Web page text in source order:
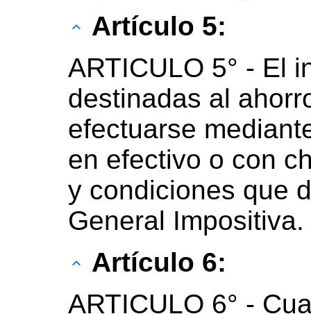
Artículo 5:
ARTICULO 5° - El
destinadas al
efectuarse
en efectivo o con
y condiciones que
General Impositiva.
Artículo 6:
ARTICULO 6° -